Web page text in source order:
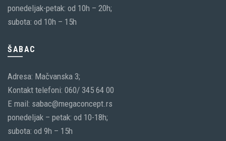
ponedeljak-petak: od 10h – 20h;
subota: od 10h – 15h
ŠABAC
Adresa: Mačvanska 3;
Kontakt telefoni: 060/ 345 64 00
E mail: sabac@megaconcept.rs
ponedeljak – petak: od 10-18h;
subota: od 9h – 15h